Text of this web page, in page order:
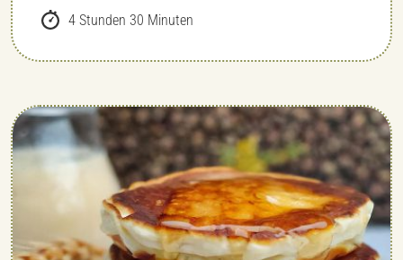
4 Stunden 30 Minuten